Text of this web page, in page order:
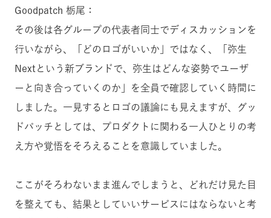
Goodpatch 栃尾：
その後は各グループの代表者同士でディスカッションを
行いながら、「どのロゴがいいか」ではなく、「弥生
Nextという新ブランドで、弥生はどんな姿勢でユーザ
ーと向き合っていくのか」を全員で確認していく時間に
しました。一見するとロゴの議論にも見えますが、グッ
ドパッチとしては、プロダクトに関わる一人ひとりの考
え方や覚悟をそろえることを意識していました。
ここがそろわないまま進んでしまうと、どれだけ見た目
を整えても、結果としていいサービスにはならないと考